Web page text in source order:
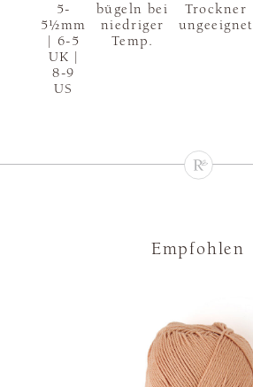
5-
5½mm
| 6-5
UK |
8-9
US
bügeln bei
niedriger
Temp.
Trockner
ungeeignet
Empfohlen